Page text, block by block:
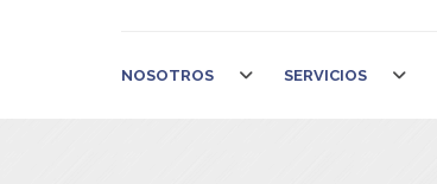
NOSOTROS SERVICIOS